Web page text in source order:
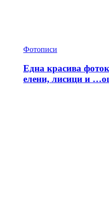
Фотописи
Една красива
елени, лисици и